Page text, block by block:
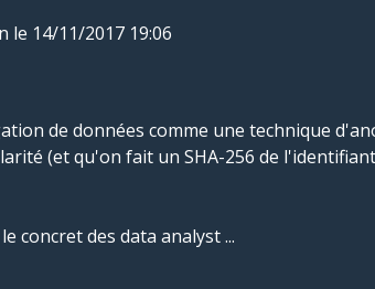
le 14/11/2017 19:06
de données comme une technique
(et qu'on fait un SHA-256 de
concret des data analyst ...